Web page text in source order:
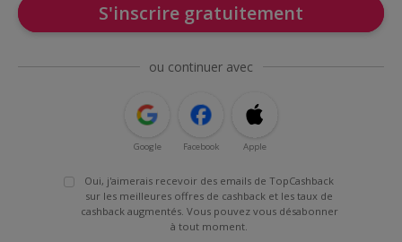
S'inscrire gratuitement
ou continuer avec
Google Facebook Apple
Oui, j'aimerais recevoir des emails de TopCashback
sur les meilleures offres de cashback et les taux de
cashback augmentés. Vous pouvez vous désabonner
à tout moment.